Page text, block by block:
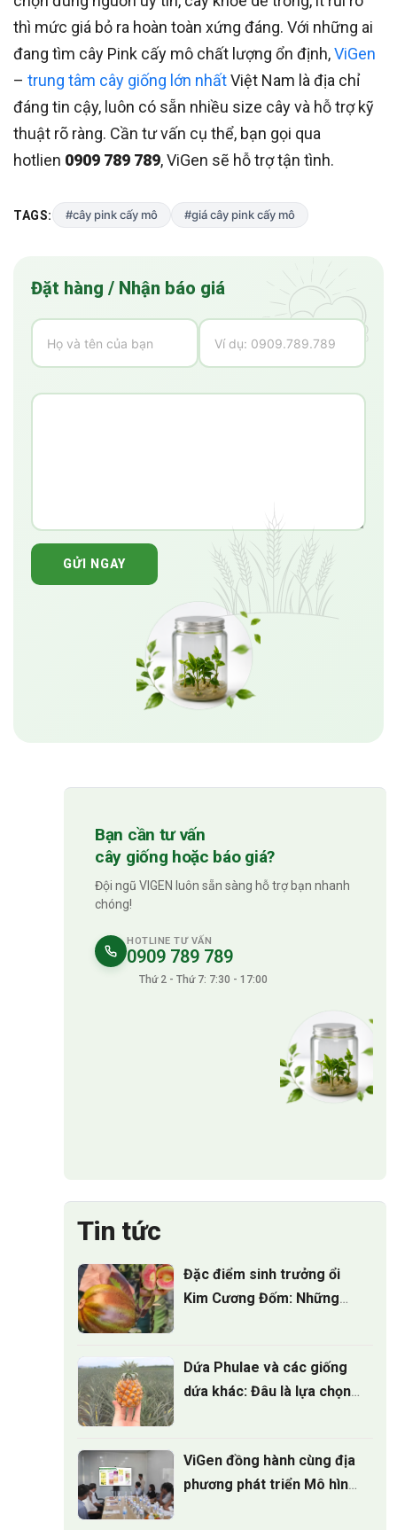
thì mức giá bỏ ra hoàn toàn xứng đáng. Với những ai
đang tìm cây Pink cấy mô chất lượng ổn định,ViGen
– trung tâm cây giống lớn nhấtViệt Nam là địa chỉ
đáng tin cậy, luôn có sẵn nhiều size cây và hỗ trợ kỹ
thuật rõ ràng. Cần tư vấn cụ thể, bạn gọi qua
hotlien 0909 789 789, ViGen sẽ hỗ trợ tận tình.
TAGS: #cây pink cấy mô #giá cây pink cấy mô
Đặt hàng / Nhận báo giá
GỬI NGAY
Bạn cần tư vấn
cây giống hoặc báo giá?
Đội ngũ VIGEN luôn sẵn sàng hỗ trợ bạn nhanh
chóng!
HOTLINE TƯ VẤN
0909 789 789
Thứ 2 - Thứ 7: 7:30 - 17:00
Tin tức
Đặc điểm sinh trưởng ổi
Kim Cương Đốm: Những
Dứa Phulae và các giống
dứa khác: Đâu là lựa chọn
ViGen đồng hành cùng địa
phương phát triển Mô hình